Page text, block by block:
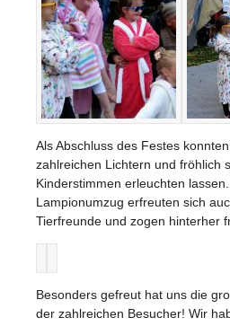
Als Abschluss des Festes
zahlreichen Lichtern und fröhlich
Kinderstimmen erleuchten
Lampionumzug erfreuten sich
Tierfreunde und zogen hinterher
Besonders gefreut hat uns die
der zahlreichen Besucher! Wir